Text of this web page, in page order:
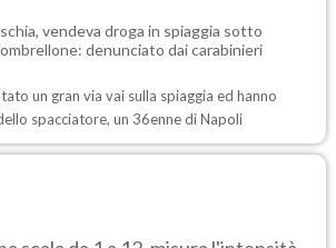
vendeva droga in spiaggia sotto
denunciato dai carabinieri
un gran via vai sulla spiaggia ed hanno
spacciatore, un 36enne di Napoli